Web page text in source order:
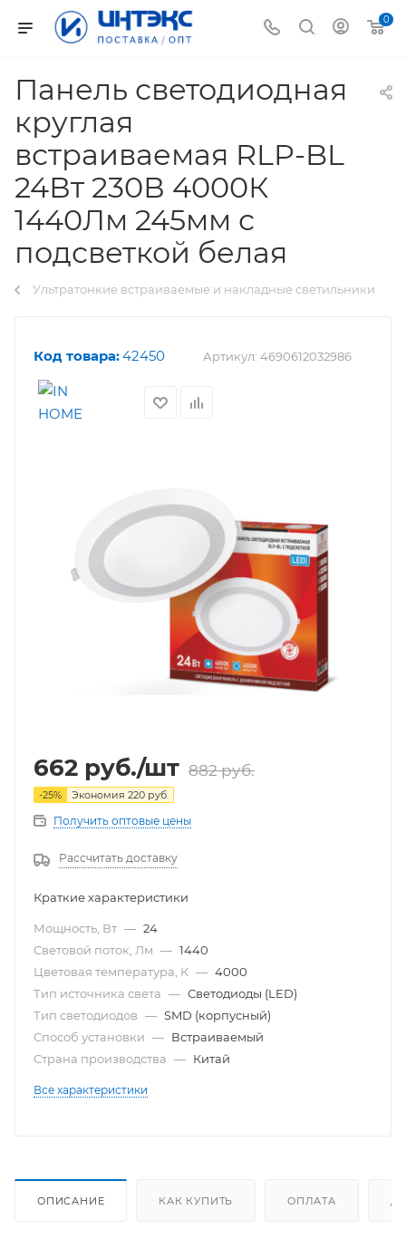
0
Панель светодиодная
круглая
встраиваемая RLP-BL
24Вт 230В 4000К
1440Лм 245мм с
подсветкой белая
Ультратонкие встраиваемые и накладные светильники
Код товара:42450 Артикул: 4690612032986
662 руб./шт 882руб.
-25% Экономия 220 руб.
Получить оптовые цены
Рассчитать доставку
Краткие характеристики
Мощность, Вт — 24
Световой поток, Лм — 1440
Цветовая температура, К — 4000
Тип источника света — Светодиоды (LED)
Тип светодиодов — SMD (корпусный)
Способ установки — Встраиваемый
Страна производства — Китай
Все характеристики
ОПИСАНИЕ КАК КУПИТЬ ОПЛАТА